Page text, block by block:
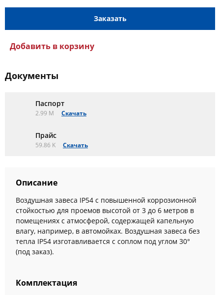
Заказать
Добавить в корзину
Документы
Паспорт
2.99 M Скачать
Прайс
59.86 K Скачать
Описание
Воздушная завеса IP54 с повышенной коррозионной
стойкостью для проемов высотой от 3 до 6 метров в
помещениях с атмосферой, содержащей капельную
влагу, например, в автомойках. Воздушная завеса без
тепла IP54 изготавливается с соплом под углом 30°
(под заказ).
Комплектация